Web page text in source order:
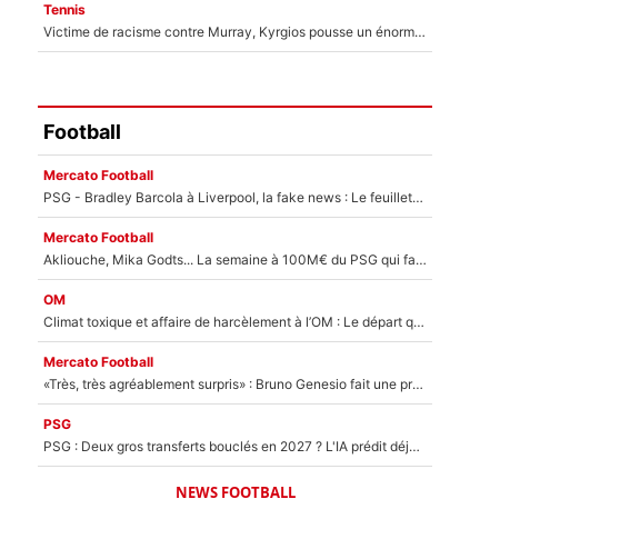
Tennis
Victime de racisme contre Murray, Kyrgios pousse un énorme coup de gueule !
Football
Mercato Football
PSG - Bradley Barcola à Liverpool, la fake news : Le feuilleton continue !
Mercato Football
Akliouche, Mika Godts... La semaine à 100M€ du PSG qui fait basculer le mercato du PSG !
OM
Climat toxique et affaire de harcèlement à l’OM : Le départ qui soulage le vestiaire de Bruno Genesio
Mercato Football
«Très, très agréablement surpris» : Bruno Genesio fait une promesse pour la suite du mercato de l’OM et rassure les supporters
PSG
PSG : Deux gros transferts bouclés en 2027 ? L'IA prédit déjà les deux joueurs qui pourraient rejoindre Luis Enrique !
NEWS FOOTBALL